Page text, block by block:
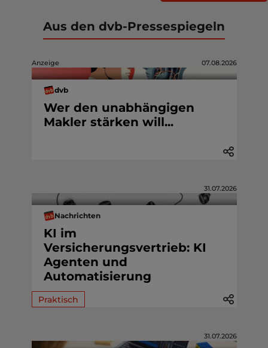
Aus den dvb-Pressespiegeln
Anzeige 07.08.2026
dvb
Wer den unabhängigen
Makler stärken will...
31.07.2026
Nachrichten
KI im
Versicherungsvertrieb: KI
Agenten und
Automatisierung
Praktisch
31.07.2026